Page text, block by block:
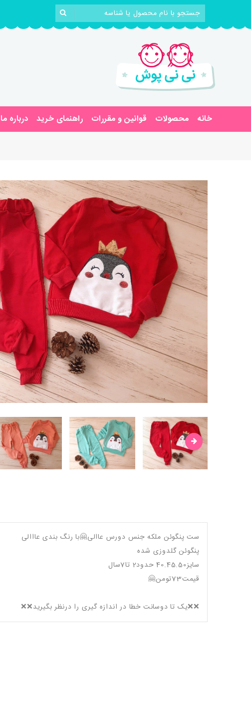
خانه محصولات قوانین و مقررات راهنمای خرید درباره ما
ست پنگوئن ملکه جنس دورس عاالی🤗با رنگ بندی عااالی
پنگوئن گلدوزی شده
سایز40.45.50 حدود2 تا7سال
قیمت73تومن🤗
❌❌یک تا دوسانت خطا در اندازه گیری را درنظر بگیرید❌❌